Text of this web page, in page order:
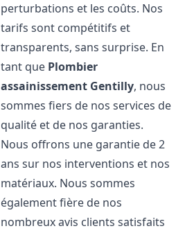
perturbations et les coûts. Nos
tarifs sont compétitifs et
transparents, sans surprise. En
tant que Plombier
assainissement Gentilly, nous
sommes fiers de nos services de
qualité et de nos garanties.
Nous offrons une garantie de 2
ans sur nos interventions et nos
matériaux. Nous sommes
également fière de nos
nombreux avis clients satisfaits